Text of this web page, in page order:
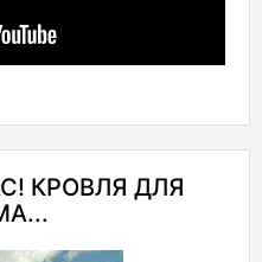
КРОВЛЯ ДЛЯ